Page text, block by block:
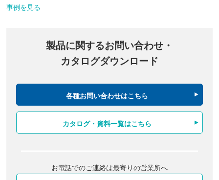
事例を見る
製品に関するお問い合わせ・
カタログダウンロード
各種お問い合わせはこちら
カタログ・資料一覧はこちら
お電話でのご連絡は最寄りの営業所へ